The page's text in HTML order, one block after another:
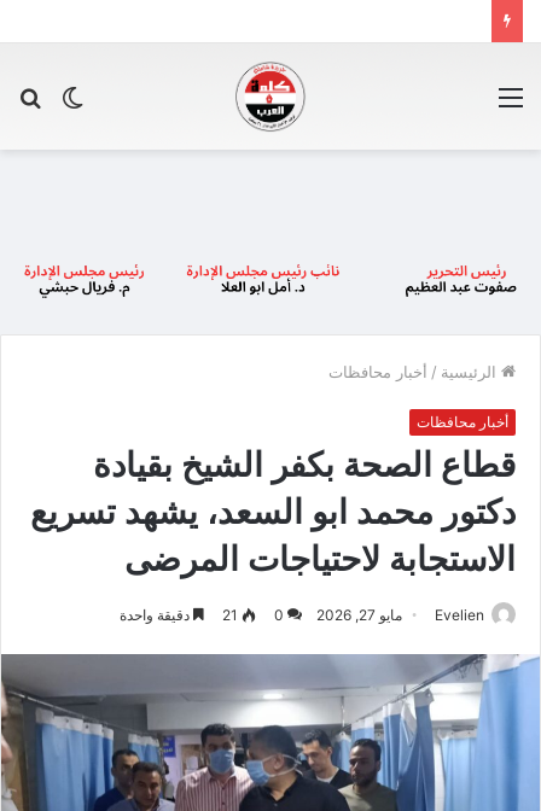
الوضع
الرئيسية / أخبار محافظات
أخبار محافظات
قطاع الصحة بكفر الشيخ بقيادة
دكتور محمد ابو السعد، يشهد تسريع
الاستجابة لاحتياجات المرضى
Evelien مايو 27, 2026 0
21 دقيقة واحدة